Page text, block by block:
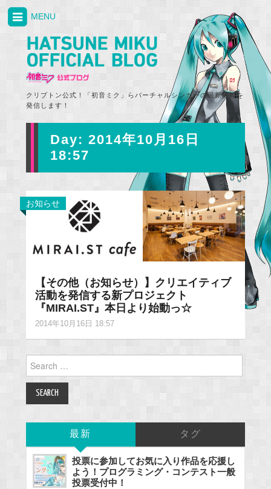
クリプトン公式！「初音ミク」らバーチャルシンガーの最新情報を
発信します！
MENU
Day: 2014年10月16日
18:57
お知らせ
【その他（お知らせ）】クリエイティブ
活動を発信する新プロジェクト
『MIRAI.ST』本日より始動っ☆
2014年10月16日 18:57
for:
最新 タグ
投票に参加してお気に入り作品を応援し
よう！プログラミング・コンテスト一般
投票受付中！